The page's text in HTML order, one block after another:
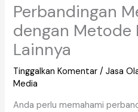
Perbandingan
dengan Metode
Lainnya
Tinggalkan Komentar /Jasa
Media
Anda perlu memahami